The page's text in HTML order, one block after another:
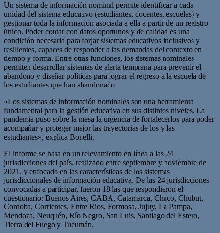
Un sistema de información nominal permite identificar a cada
unidad del sistema educativo (estudiantes, docentes, escuelas) y
gestionar toda la información asociada a ella a partir de un registro
único. Poder contar con datos oportunos y de calidad es una
condición necesaria para forjar sistemas educativos inclusivos y
resilientes, capaces de responder a las demandas del contexto en
tiempo y forma. Entre otras funciones, los sistemas nominales
permiten desarrollar sistemas de alerta temprana para prevenir el
abandono y diseñar políticas para lograr el regreso a la escuela de
los estudiantes que han abandonado.
«Los sistemas de información nominales son una herramienta
fundamental para la gestión educativa en sus distintos niveles. La
pandemia puso sobre la mesa la urgencia de fortalecerlos para poder
acompañar y proteger mejor las trayectorias de los y las
estudiantes», explica Bonelli.
El informe se basa en un relevamiento en línea a las 24
jurisdicciones del país, realizado entre septiembre y noviembre de
2021, y enfocado en las características de los sistemas
jurisdiccionales de información educativa. De las 24 jurisdicciones
convocadas a participar, fueron 18 las que respondieron el
cuestionario: Buenos Aires, CABA, Catamarca, Chaco, Chubut,
Córdoba, Corrientes, Entre Ríos, Formosa, Jujuy, La Pampa,
Mendoza, Neuquén, Río Negro, San Luis, Santiago del Estero,
Tierra del Fuego y Tucumán.